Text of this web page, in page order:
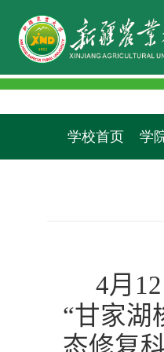
学校首页 学
4月 12
“甘家湖